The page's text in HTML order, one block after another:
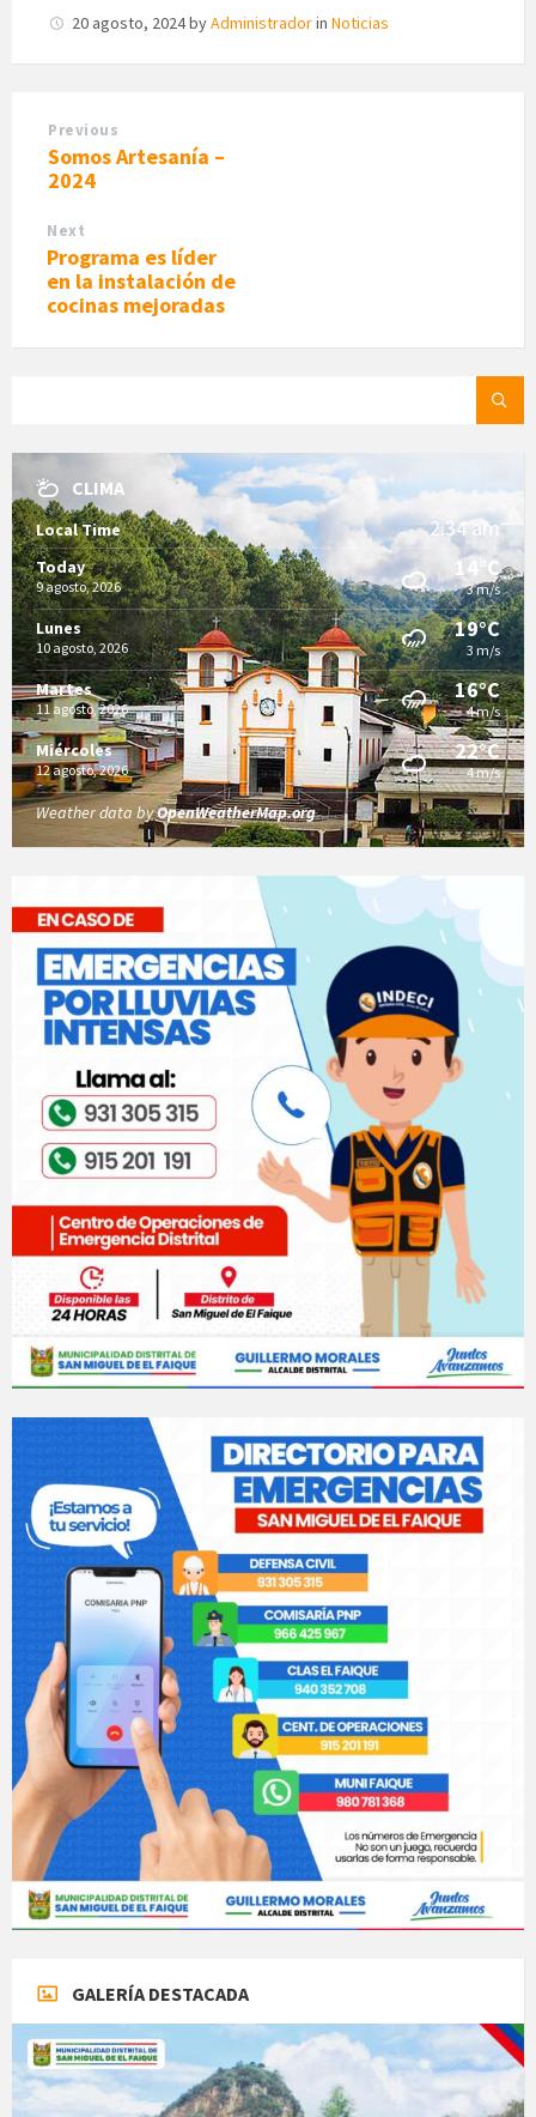
20 agosto, 2024byAdministradorin Noticias
Previous
Somos Artesanía –
2024
Next
Programa es líder
en la instalación de
cocinas mejoradas
CLIMA
Local Time 2:34 am
Today
9 agosto, 2026
14°C
3 m/s
Lunes
10 agosto, 2026
19°C
3 m/s
Martes
11 agosto, 2026
16°C
4 m/s
Miércoles
12 agosto, 2026
22°C
4 m/s
Weather data byOpenWeatherMap.org
GALERÍA DESTACADA